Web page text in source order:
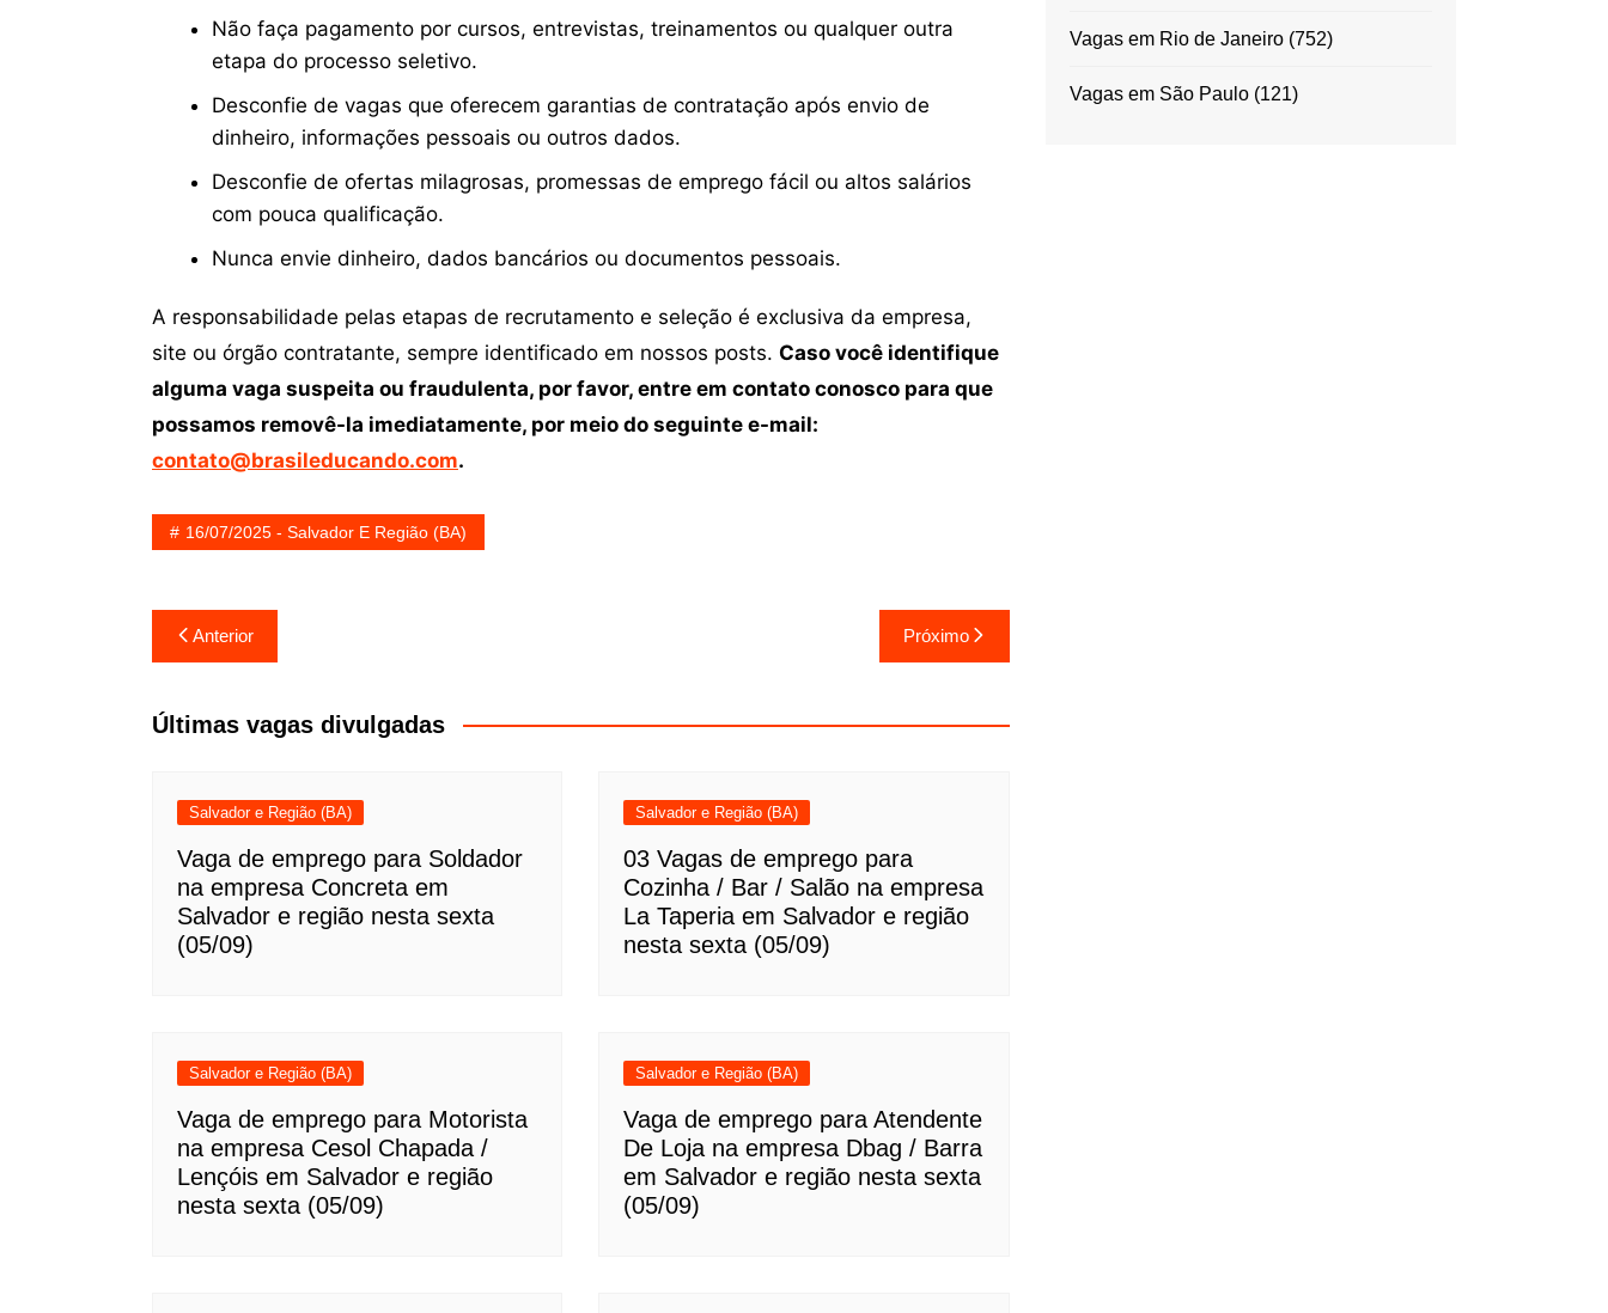
Não faça pagamento por cursos, entrevistas, treinamentos ou qualquer outra
etapa do processo seletivo.
Desconfie de vagas que oferecem garantias de contratação após envio de
dinheiro, informações pessoais ou outros dados.
Desconfie de ofertas milagrosas, promessas de emprego fácil ou altos salários
com pouca qualificação.
Nunca envie dinheiro, dados bancários ou documentos pessoais.
A responsabilidade pelas etapas de recrutamento e seleção é exclusiva da empresa,
site ou órgão contratante, sempre identificado em nossos posts. Caso você identifique
alguma vaga suspeita ou fraudulenta, por favor, entre em contato conosco para que
possamos removê-la imediatamente, por meio do seguinte e-mail:
contato@brasileducando.com.
16/07/2025 - Salvador E Região (BA)
Navegação
de
Post
Anterior Próximo
Últimas vagas divulgadas
Salvador e Região (BA)
Vaga de emprego para Soldador
na empresa Concreta em
Salvador e região nesta sexta
(05/09)
Salvador e Região (BA)
03 Vagas de emprego para
Cozinha / Bar / Salão na empresa
La Taperia em Salvador e região
nesta sexta (05/09)
Salvador e Região (BA)
Vaga de emprego para Motorista
na empresa Cesol Chapada /
Lençóis em Salvador e região
nesta sexta (05/09)
Salvador e Região (BA)
Vaga de emprego para Atendente
De Loja na empresa Dbag / Barra
em Salvador e região nesta sexta
(05/09)
Vagas em Rio de Janeiro(752)
Vagas em São Paulo(121)